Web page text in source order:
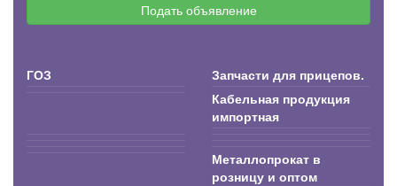
Подать объявление
ГОЗ
Запчасти для прицепов.
Кабельная продукция
импортная
Металлопрокат в
розницу и оптом